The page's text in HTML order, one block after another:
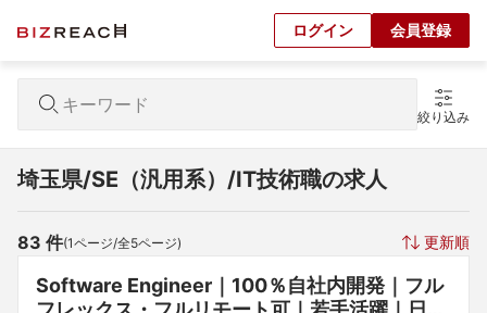
ログイン 会員登録
絞り込み
埼玉県/SE（汎用系）/IT技術職の求人
83 件(1ページ/全5ページ) 更新順
Software Engineer｜100％自社内開発｜フル